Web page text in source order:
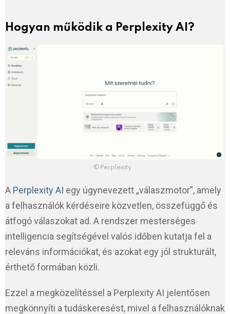
Hogyan működik a Perplexity AI?
©Perplexity
A Perplexity AI egy úgynevezett „válaszmotor”, amely
a felhasználók kérdéseire közvetlen, összefüggő és
átfogó válaszokat ad. A rendszer mesterséges
intelligencia segítségével valós időben kutatja fel a
releváns információkat, és azokat egy jól strukturált,
érthető formában közli.
Ezzel a megközelítéssel a Perplexity AI jelentősen
megkönnyíti a tudáskeresést, mivel a felhasználóknak